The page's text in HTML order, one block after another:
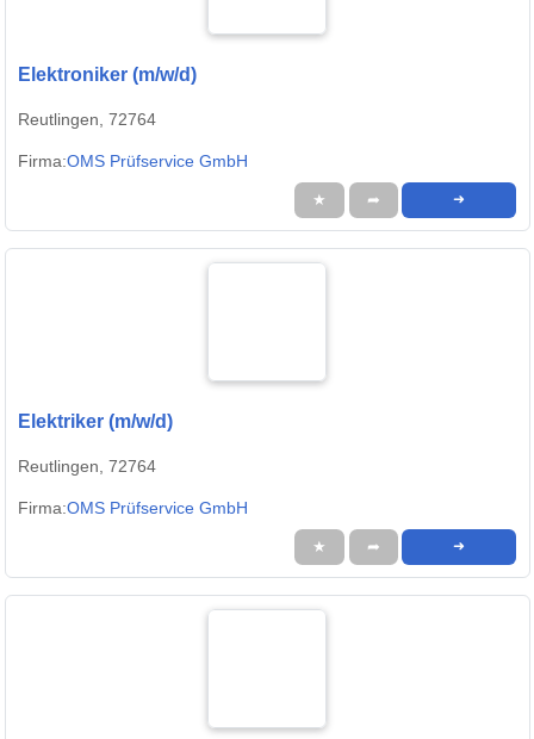
Elektroniker (m/w/d)
Reutlingen, 72764
Firma:OMS Prüfservice GmbH
★ ➦ ➜
Elektriker (m/w/d)
Reutlingen, 72764
Firma:OMS Prüfservice GmbH
★ ➦ ➜